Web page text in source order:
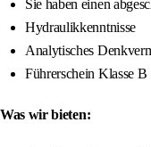
Sie haben einen
Hydraulikkenntnisse
Analytisches
Führerschein Klasse B
Was wir bieten: